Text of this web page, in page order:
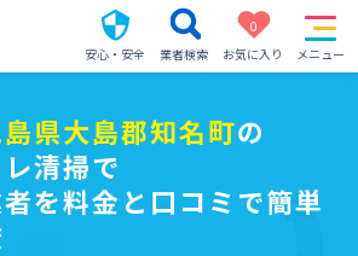
安心・安全 業者検索
0
お気に入り
メニュー
県大島郡知名町の
レ清掃で
を料金と口コミで簡単